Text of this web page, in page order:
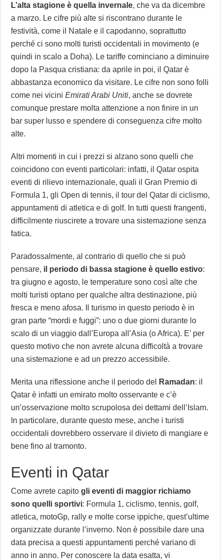
L’alta stagione è quella invernale, che va da dicembre
a marzo. Le cifre più alte si riscontrano durante le
festività, come il Natale e il capodanno, soprattutto
perché ci sono molti turisti occidentali in movimento (e
quindi in scalo a Doha). Le tariffe cominciano a diminuire
dopo la Pasqua cristiana: da aprile in poi, il Qatar è
abbastanza economico da visitare. Le cifre non sono folli
come nei vicini Emirati Arabi Uniti, anche se dovrete
comunque prestare molta attenzione a non finire in un
bar super lusso e spendere di conseguenza cifre molto
alte.
Altri momenti in cui i prezzi si alzano sono quelli che
coincidono con eventi particolari: infatti, il Qatar ospita
eventi di rilievo internazionale, quali il Gran Premio di
Formula 1, gli Open di tennis, il tour del Qatar di ciclismo,
appuntamenti di atletica e di golf. In tutti questi frangenti,
difficilmente riuscirete a trovare una sistemazione senza
fatica.
Paradossalmente, al contrario di quello che si può
pensare, il periodo di bassa stagione è quello estivo:
tra giugno e agosto, le temperature sono così alte che
molti turisti optano per qualche altra destinazione, più
fresca e meno afosa. Il turismo in questo periodo è in
gran parte “mordi e fuggi”: uno o due giorni durante lo
scalo di un viaggio dall’Europa all’Asia (o Africa). E’ per
questo motivo che non avrete alcuna difficoltà a trovare
una sistemazione e ad un prezzo accessibile.
Merita una riflessione anche il periodo del Ramadan: il
Qatar è infatti un emirato molto osservante e c’è
un’osservazione molto scrupolosa dei dettami dell’Islam.
In particolare, durante questo mese, anche i turisti
occidentali dovrebbero osservare il divieto di mangiare e
bene fino al tramonto.
Eventi in Qatar
Come avrete capitogli eventi di maggior richiamo
sono quelli sportivi: Formula 1, ciclismo, tennis, golf,
atletica, motoGp, rally e molte corse ippiche, quest’ultime
organizzate durante l’inverno. Non è possibile dare una
data precisa a questi appuntamenti perché variano di
anno in anno. Per conoscere la data esatta, vi